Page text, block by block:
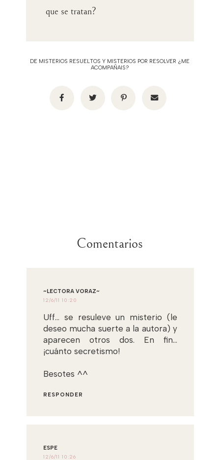
que se tratan?
DE MISTERIOS RESUELTOS Y MISTERIOS POR RESOLVER ¿ME
ACOMPAÑAIS?
Comentarios
~LECTORA VORAZ~
12/6/11 10:20
Uff... se resuleve un misterio (le
deseo mucha suerte a la autora) y
aparecen otros dos. En fin...
¡cuánto secretismo!
Besotes ^^
RESPONDER
ESPE
12/6/11 10:26